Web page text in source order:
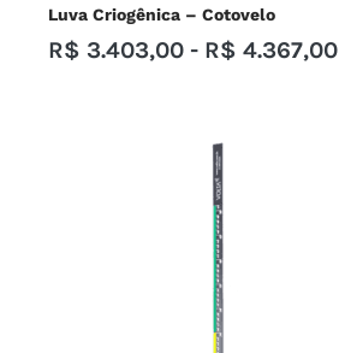
Luva Criogênica – Cotovelo
R$ 3.403,00 - R$ 4.367,00